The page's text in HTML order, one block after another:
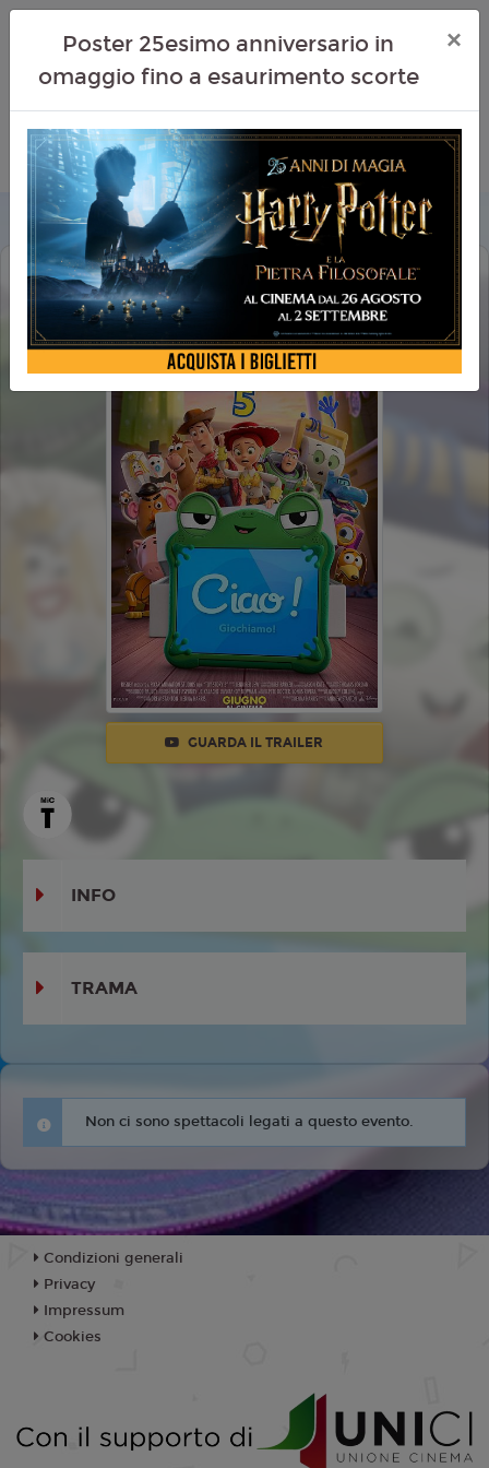
TOY STORY 5
GUARDA IL TRAILER
INFO
TRAMA
Non ci sono spettacoli legati a questo evento.
Poster 25esimo anniversario in
omaggio fino a esaurimento scorte
×
Condizioni generali
Privacy
Impressum
Cookies